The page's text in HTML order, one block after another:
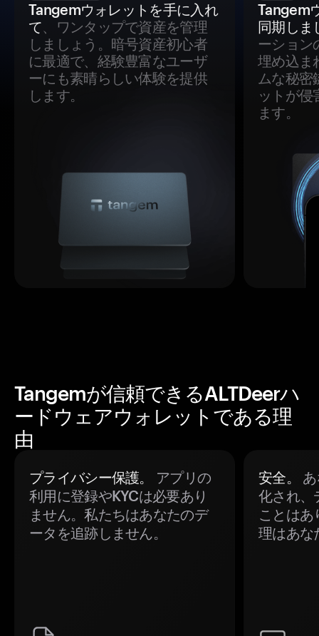
Tangemウォレットを手に入れ
て、ワンタップで資産を管理
しましょう。暗号資産初心者
に最適で、経験豊富なユーザ
ーにも素晴らしい体験を提供
します。
Tangem
同期しま
ーション
埋め込ま
ムな秘密
ットが侵
ます。
Tangemが信頼できるALTDeerハ
ードウェアウォレットである理
由
プライバシー保護。
アプリの
利用に登録やKYCは必要あり
ません。私たちはあなたのデ
ータを追跡しません。
安全。
化され、
ことはあ
理はあな